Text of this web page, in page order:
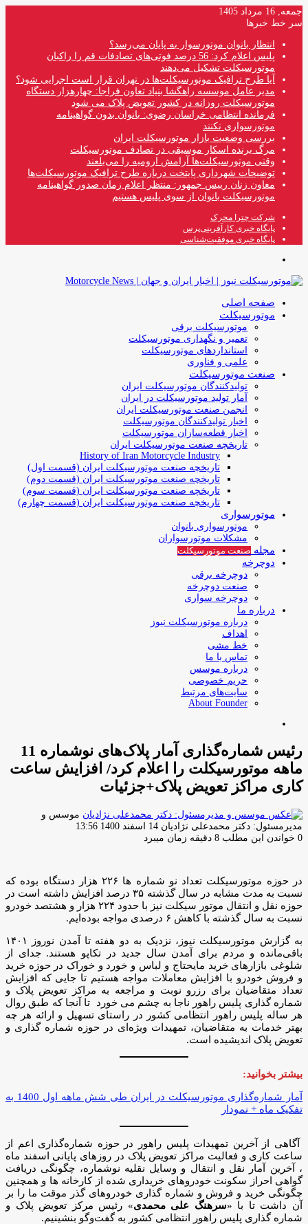
جمعه, 16 مرداد 1405
سر خط خبرها
انتظار بانوان موتورسوار به پایان می‌رسد؟
پلیس اعلام کرد: 56 درصد فوتی‌های تصادفات قم را راکبان
موتورسیکلت تشکیل می‌دهند
آیا طرح ترافیک موتورسیکلت‌ها در تهران قرار است اجرایی شود؟
مدیر عامل موسسه راهگشا بنیاد تعاون فراجا: چهارهزار دستگاه
موتورسیکلت روزانه در کشور تعویض پلاک می شود
فرمانده انتظامی خراسان رضوی: بانوان بدون گواهینامه
موتورسواری نکنند
بررسی وضعیت بازار موتورسیکلت ایران
مرگ برنده اسکار موسیقی در تصادف موتورسیکلت
وقتی موتورسیکلت‌ها آرامش ارومیه را می‌بلعند
توضیحات شهرداری پایتخت درباره طرح ترافیک موتورسیکلت‌ها
معاون زنان رییس جمهور: منتظر اعلام زمان صدور گواهینامه
موتورسیکلت بانوان از سوی پلیس هستیم
شرکت چترا محرک
پایگاه خبری کارآفرینی‌پرس
پایگاه خبری موفقیت‌شناسی
صفحه اصلی
موتورسیکلت
موتورسیکلت برقی
تعمیر و نگهداری موتورسیکلت
استانداردهای موتورسیکلت
علمی و فناوری
صنعت موتورسیکلت
تولیدکنندگان موتورسیکلت ایران
آمار تولید موتورسیکلت در ایران
انجمن صنعت موتورسیکلت ایران
اخبار تولیدکنندگان موتورسیکلت
اخبار قطعه‌سازان موتورسیکلت
تاریخچه صنعت موتورسیکلت ایران
History of Iran Motorcycle Industry
تاریخچه صنعت موتورسیکلت ایران (قسمت اول)
تاریخچه صنعت موتورسیکلت ایران (قسمت دوم)
تاریخچه صنعت موتورسیکلت ایران (قسمت سوم)
تاریخچه صنعت موتورسیکلت ایران (قسمت چهارم)
موتورسواری
موتورسواری بانوان
مشکلات موتورسواران
مجله صنعت موتورسیکلت
دوچرخه
دوچرخه برقی
صنعت دوچرخه
دوچرخه سواری
درباره ما
درباره موتورسیکلت نیوز
اهداف
خط مشی
تماس با ما
درباره موسس
حریم خصوصی
سایت‌های مرتبط
About Founder
رئیس شماره‌گذاری آمار پلاک‌های نوشماره 11
ماهه موتورسیکلت را اعلام کرد/ افزایش ساعت
کاری مراکز تعویض پلاک+جزئیات
موسس و
مدیرمسئول: دکتر محمدعلی نژادیان ارسال
ایمیل
14 اسفند 1400 13:56
0 خواندن این مطلب 8 دقیقه زمان میبرد
در حوزه موتورسیکلت تعداد نو شماره ها ۲۲۶ هزار دستگاه بوده که
نسبت به مدت مشابه در سال گذشته ۳۵ درصد افزایش داشته است در
حوزه نقل و انتقال موتور سیکلت نیز با حدود ۲۲۴ هزار و هشتصد خودرو
نسبت به سال گذشته با کاهش ۶ درصدی مواجه بوده‌ایم.
به گزارش موتورسیکلت نیوز، نزدیک به دو هفته تا آمدن نوروز ۱۴۰۱
باقی‌مانده و مردم برای آمدن سال جدید در تکاپو هستند. جدای از
شلوغی بازارهای خرید مایحتاج و لباس و خورد و خوراک در حوزه خرید
و فروش خودرو با افزایش معاملات مواجه هستیم تا جایی که افزایش
تعداد متقاضیان برای رزرو نوبت و مراجعه به مراکز تعویض پلاک و
شماره گذاری پلیس راهور ناجا به چشم می خورد تا آنجا که طبق روال
هر ساله پلیس راهور انتظامی‌ کشور در راستای تسهیل و ارائه هر چه
بهتر خدمات به متقاضیان، تمهیدات ویژه‌ای در حوزه شماره گذاری و
تعویض پلاک اندیشیده است.
بیشتر بخوانید:
آمار شماره‌گذاری موتورسیکلت در ایران طی شش ماهه اول 1400 به
تفکیک ماه + نمودار
آگاهی از آخرین تمهیدات پلیس راهور در حوزه شماره‌گذاری اعم از
ساعت کاری و فعالیت مراکز تعویض پلاک در روزهای پایانی اسفند ماه
، آخرین آمار نقل و انتقال و وسایل نقلیه نوشماره، چگونگی دریافت
گواهی احراز سکونت خودروهای خریداری شده از کارخانه ها و همچنین
چگونگی خرید و فروش و شماره گذاری خودروهای گذر موقت ما را بر
آن داشت تا با «سرهنگ علی محمدی» رئیس مرکز تعویض پلاک و
شماره گذاری پلیس راهور انتظامی کشور به گفت‌وگو بنشینیم.